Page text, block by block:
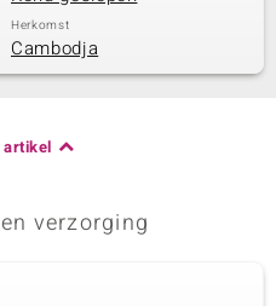
Herkomst
Cambodja
artikel
verzorging